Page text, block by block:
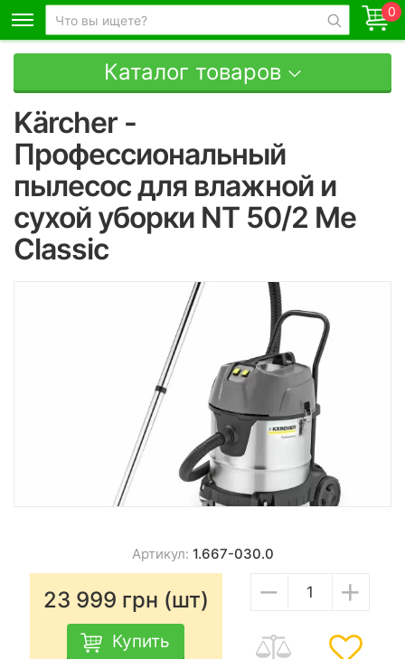
0
Каталог товаров
Kärcher -
Профессиональный
пылесос для влажной и
сухой уборки NT 50/2 Me
Classic
Артикул: 1.667-030.0
23 999 грн (шт)
Купить
− +